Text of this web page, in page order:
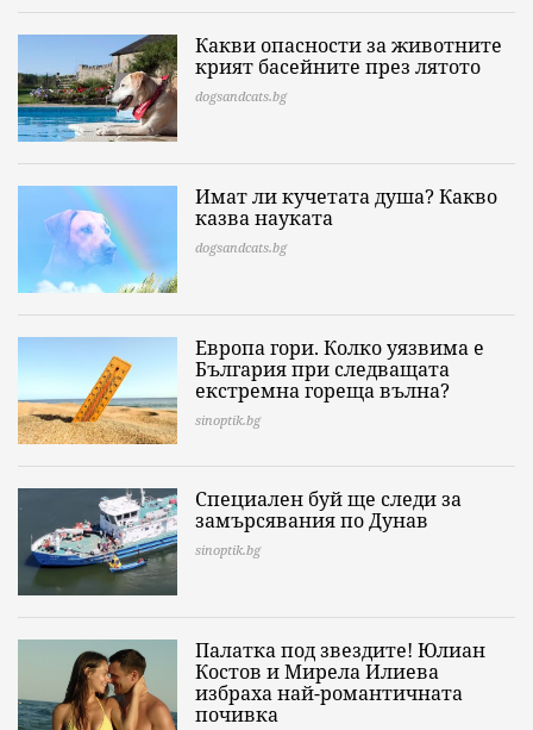
Какви опасности за животните
крият басейните през лятото
dogsandcats.bg
Имат ли кучетата душа? Какво
казва науката
dogsandcats.bg
Европа гори. Колко уязвима е
България при следващата
екстремна гореща вълна?
sinoptik.bg
Специален буй ще следи за
замърсявания по Дунав
sinoptik.bg
Палатка под звездите! Юлиан
Костов и Мирела Илиева
избраха най-романтичната
почивка